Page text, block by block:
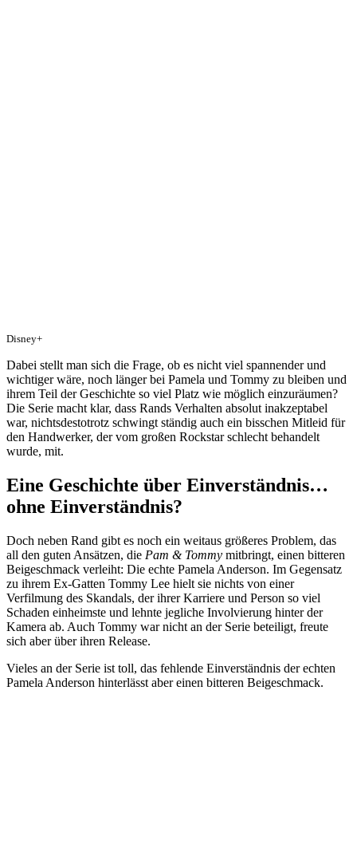
Disney+
Dabei stellt man sich die Frage, ob es nicht viel spannender und
wichtiger wäre, noch länger bei Pamela und Tommy zu bleiben und
ihrem Teil der Geschichte so viel Platz wie möglich einzuräumen?
Die Serie macht klar, dass Rands Verhalten absolut inakzeptabel
war, nichtsdestotrotz schwingt ständig auch ein bisschen Mitleid für
den Handwerker, der vom großen Rockstar schlecht behandelt
wurde, mit.
Eine Geschichte über Einverständnis…
ohne Einverständnis?
Doch neben Rand gibt es noch ein weitaus größeres Problem, das
all den guten Ansätzen, die Pam & Tommy mitbringt, einen bitteren
Beigeschmack verleiht: Die echte Pamela Anderson. Im Gegensatz
zu ihrem Ex-Gatten Tommy Lee hielt sie nichts von einer
Verfilmung des Skandals, der ihrer Karriere und Person so viel
Schaden einheimste und lehnte jegliche Involvierung hinter der
Kamera ab. Auch Tommy war nicht an der Serie beteiligt, freute
sich aber über ihren Release.
Vieles an der Serie ist toll, das fehlende Einverständnis der echten
Pamela Anderson hinterlässt aber einen bitteren Beigeschmack.